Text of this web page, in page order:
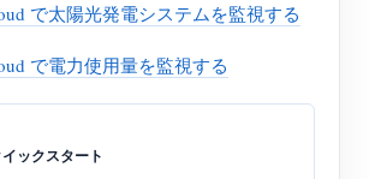
で太陽光発電システムを監視する
で電力使用量を監視する
ックスタート